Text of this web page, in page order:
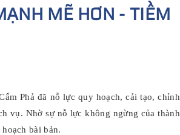
MẼ HƠN - TIỀM
Phả đã nỗ lực quy hoạch, cải tạo, chỉnh
vụ. Nhờ sự nỗ lực không ngừng của thành
bài bản.